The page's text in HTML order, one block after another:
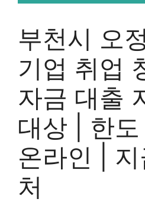
부천시 오
기업 취업
자금 대출
대상 | 한도
온라인 |
처